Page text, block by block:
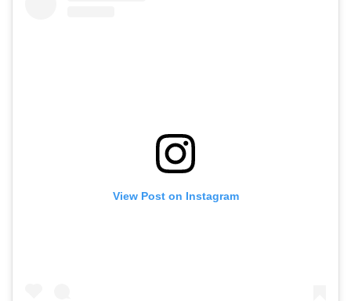
View Post on Instagram